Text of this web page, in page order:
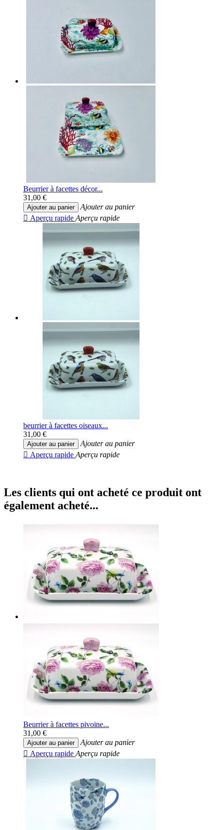
Beurrier à facettes décor...
31,00 €
Ajouter au panier
Ajouter au panier
 Aperçu rapide Aperçu rapide
beurrier à facettes oiseaux...
31,00 €
Ajouter au panier
Ajouter au panier
 Aperçu rapide Aperçu rapide
Les clients qui ont acheté ce produit ont
également acheté...
Beurrier à facettes pivoine...
31,00 €
Ajouter au panier
Ajouter au panier
 Aperçu rapide Aperçu rapide